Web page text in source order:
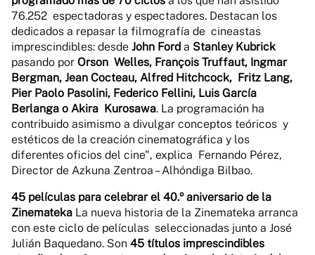
76.252 espectadoras y espectadores. Destacan los
dedicados a repasar la filmografía de cineastas
imprescindibles: desde John Ford a Stanley Kubrick
pasando por Orson Welles, François Truffaut, Ingmar
Bergman, Jean Cocteau, Alfred Hitchcock, Fritz Lang,
Pier Paolo Pasolini, Federico Fellini, Luis García
Berlanga o Akira Kurosawa. La programación ha
contribuido asimismo a divulgar conceptos teóricos y
estéticos de la creación cinematográfica y los
diferentes oficios del cine", explica Fernando Pérez,
Director de Azkuna Zentroa – Alhóndiga Bilbao.
45 películas para celebrar el 40.º aniversario de la
Zinemateka La nueva historia de la Zinemateka arranca
con este ciclo de películas seleccionadas junto a José
Julián Baquedano. Son 45 títulos imprescindibles